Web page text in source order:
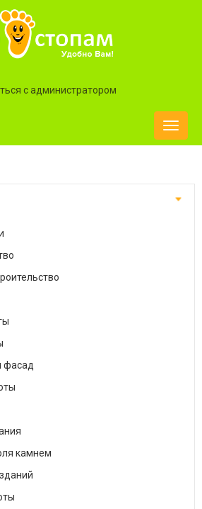
с администратором
Toggle
фасад
камнем